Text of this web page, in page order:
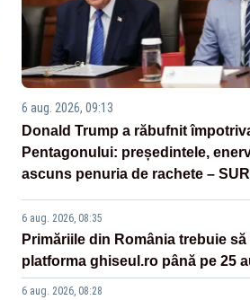
6 aug. 2026, 09:13
Donald Trump a răbufnit
Pentagonului: președintele,
ascuns penuria de rachete –
6 aug. 2026, 08:35
Primăriile din România trebuie
platforma ghiseul.ro până pe 25
6 aug. 2026, 08:28